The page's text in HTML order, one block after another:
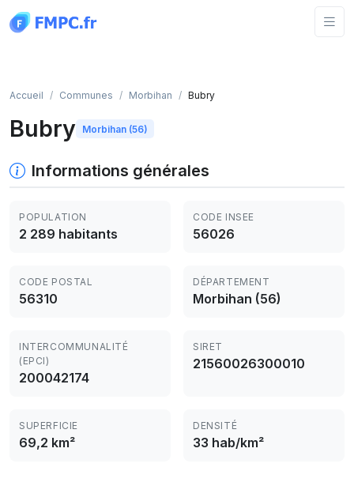
Accueil Communes Morbihan Bubry
Bubry Morbihan (56)
Informations générales
POPULATION
2 289 habitants
CODE INSEE
56026
CODE POSTAL
56310
DÉPARTEMENT
Morbihan (56)
INTERCOMMUNALITÉ
(EPCI)
200042174
SIRET
21560026300010
SUPERFICIE
69,2 km²
DENSITÉ
33 hab/km²
Panneau de gestion des cookies